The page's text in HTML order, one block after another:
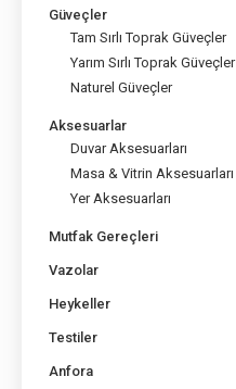
Güveçler
Tam Sırlı Toprak Güveçler
Yarım Sırlı Toprak Güveçler
Naturel Güveçler
Aksesuarlar
Duvar Aksesuarları
Masa & Vitrin Aksesuarları
Yer Aksesuarları
Mutfak Gereçleri
Vazolar
Heykeller
Testiler
Anfora